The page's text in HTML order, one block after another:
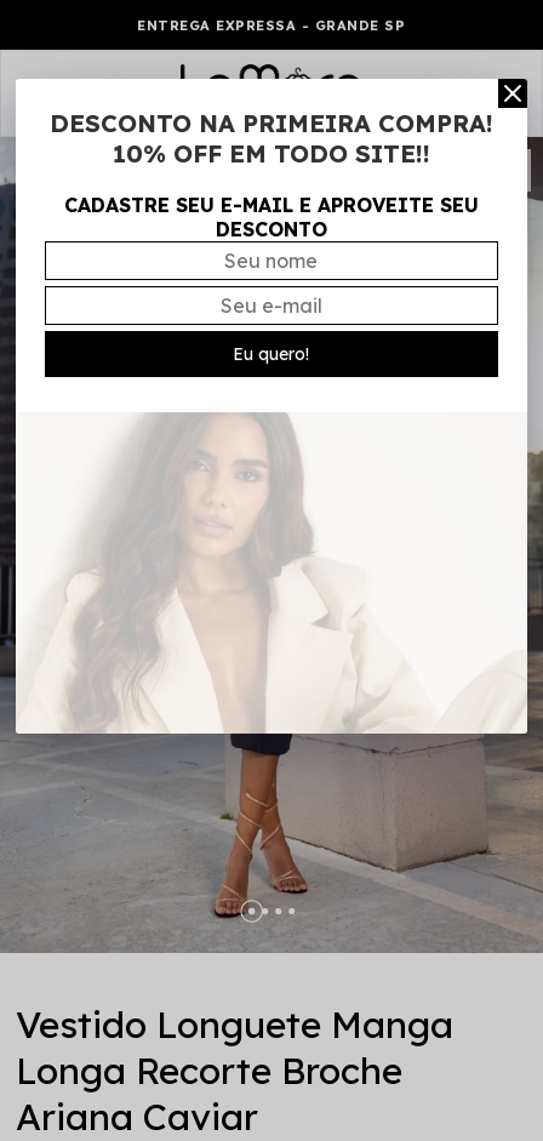
ENTREGA EXPRESSA - GRANDE SP
0
Vestido Longuete Manga
Longa Recorte Broche
Ariana Caviar
DESCONTO NA PRIMEIRA COMPRA!
10% OFF EM TODO SITE!!
CADASTRE SEU E-MAIL E APROVEITE SEU
DESCONTO
Eu quero!